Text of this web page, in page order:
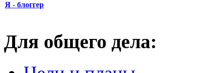
Я - блоггер
Для общего дела: